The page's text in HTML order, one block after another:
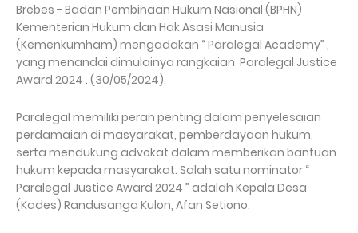
Brebes - Badan Pembinaan Hukum Nasional (BPHN)
Kementerian Hukum dan Hak Asasi Manusia
(Kemenkumham) mengadakan “ Paralegal Academy” ,
yang menandai dimulainya rangkaian Paralegal Justice
Award 2024 . (30/05/2024).
Paralegal memiliki peran penting dalam penyelesaian
perdamaian di masyarakat, pemberdayaan hukum,
serta mendukung advokat dalam memberikan bantuan
hukum kepada masyarakat. Salah satu nominator “
Paralegal Justice Award 2024 ” adalah Kepala Desa
(Kades) Randusanga Kulon, Afan Setiono.